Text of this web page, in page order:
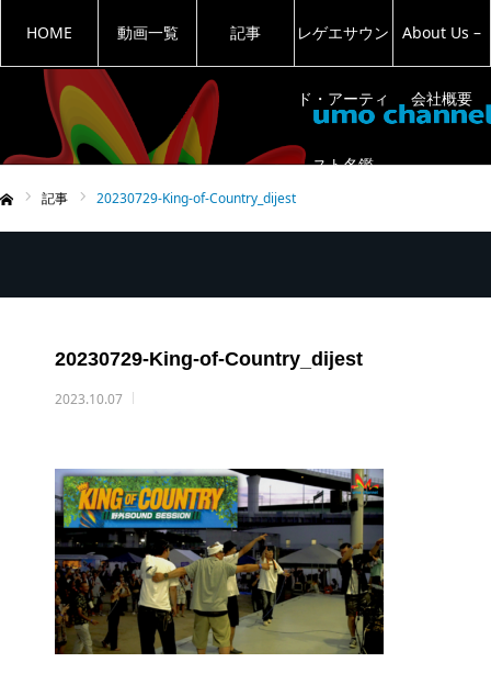
HOME 動画一覧 記事 レゲエサウン
ド・アーティ
スト名鑑
About Us –
会社概要
記事 20230729-King-of-Country_dijest
20230729-King-of-Country_dijest
2023.10.07